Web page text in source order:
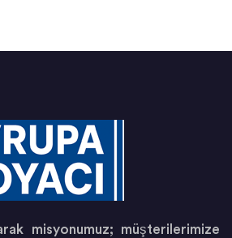
misyonumuz; müşterilerimize